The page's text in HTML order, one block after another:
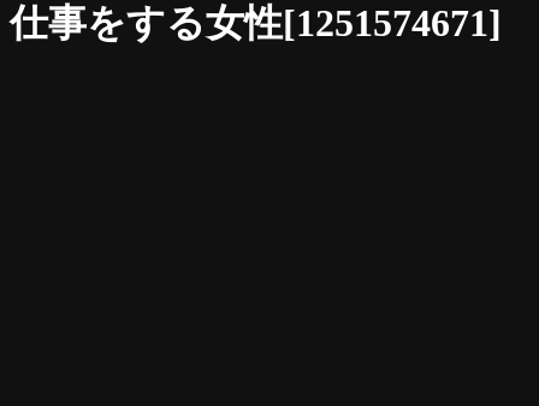
仕事をする女性[1251574671]